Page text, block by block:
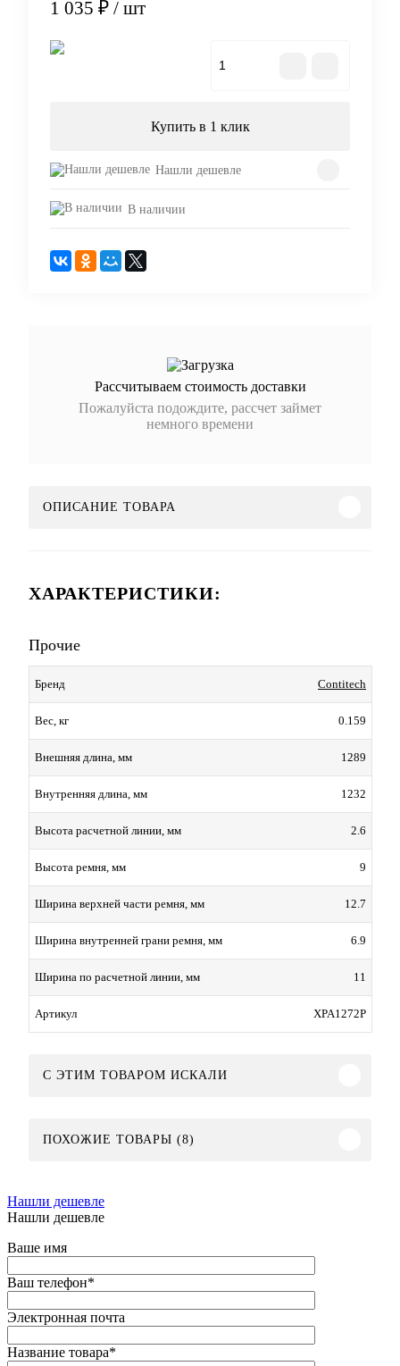
1 035 ₽ / шт
Купить в 1 клик
Нашли дешевле
В наличии
Рассчитываем стоимость доставки
Пожалуйста подождите, рассчет займет
немного времени
ОПИСАНИЕ ТОВАРА
ХАРАКТЕРИСТИКИ:
Прочие
Бренд Contitech
Вес, кг 0.159
Внешняя длина, мм 1289
Внутренняя длина, мм 1232
Высота расчетной линии, мм 2.6
Высота ремня, мм 9
Ширина верхней части ремня, мм 12.7
Ширина внутренней грани ремня, мм 6.9
Ширина по расчетной линии, мм 11
Артикул XPA1272P
C ЭТИМ ТОВАРОМ ИСКАЛИ
ПОХОЖИЕ ТОВАРЫ (8)
Нашли дешевле
Нашли дешевле
Ваше имя
Ваш телефон*
Электронная почта
Название товара*